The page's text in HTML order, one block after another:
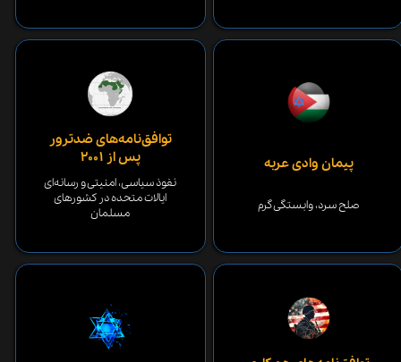
پیمان وادی عربه
​​​​​​​صلح سرد، وابستگی گرم
توافق‌نامه‌های ضدترور
پس از ۲۰۰۱
نفوذ سیاسی، امنیتی و رسانه‌ای
ایالات متحده در کشورهای
مسلمان